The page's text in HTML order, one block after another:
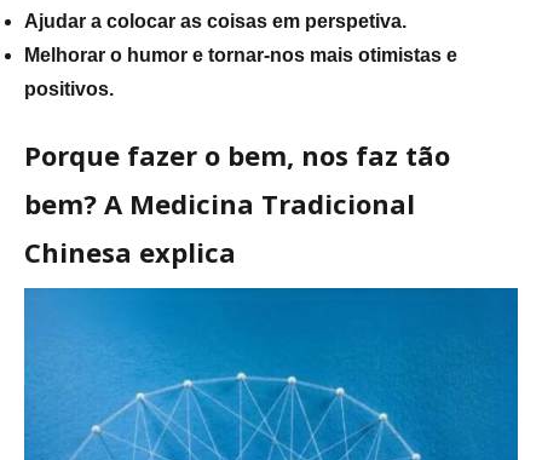
Ajudar a colocar as coisas em perspetiva.
Melhorar o humor e tornar-nos mais otimistas e
positivos.
Porque fazer o bem, nos faz tão
bem? A Medicina Tradicional
Chinesa explica